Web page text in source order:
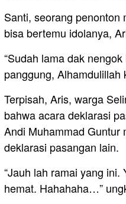
Santi, seorang penonton
bisa bertemu idolanya,
“Sudah lama dak
panggung, Alhamdulillah
Terpisah, Aris, warga
bahwa acara deklarasi
Andi Muhammad Guntur
deklarasi pasangan lain.
“Jauh lah ramai yang
hemat. Hahahaha…”